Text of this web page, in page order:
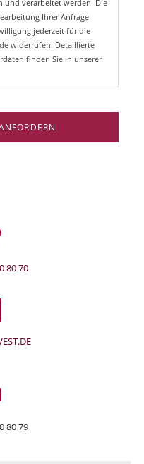
und verarbeitet werden. Die
Ihrer Anfrage
jederzeit für die
widerrufen. Detaillierte
finden Sie in unserer
80 70
80 79